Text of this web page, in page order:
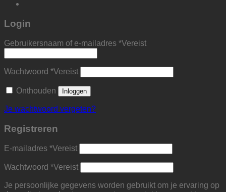
Login
Gebruikersnaam of e-mailadres *Vereist
Wachtwoord *Vereist
Onthouden Inloggen
Je wachtwoord vergeten?
Registreren
E-mailadres *Vereist
Wachtwoord *Vereist
Je persoonlijke gegevens worden gebruikt om je ervaring op